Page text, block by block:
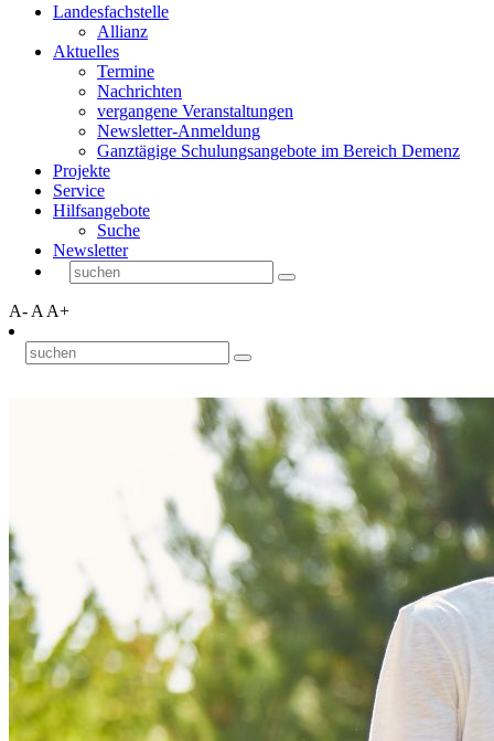
Landesfachstelle
Allianz
Aktuelles
Termine
Nachrichten
vergangene Veranstaltungen
Newsletter-Anmeldung
Ganztägige Schulungsangebote im Bereich Demenz
Projekte
Service
Hilfsangebote
Suche
Newsletter
A- A A+